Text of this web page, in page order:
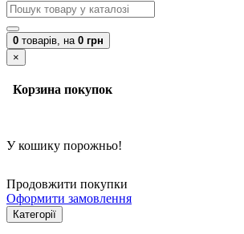
0 товарів, на 0 грн
×
Корзина покупок
У кошику порожньо!
Продовжити покупки
Оформити замовлення
Категорії